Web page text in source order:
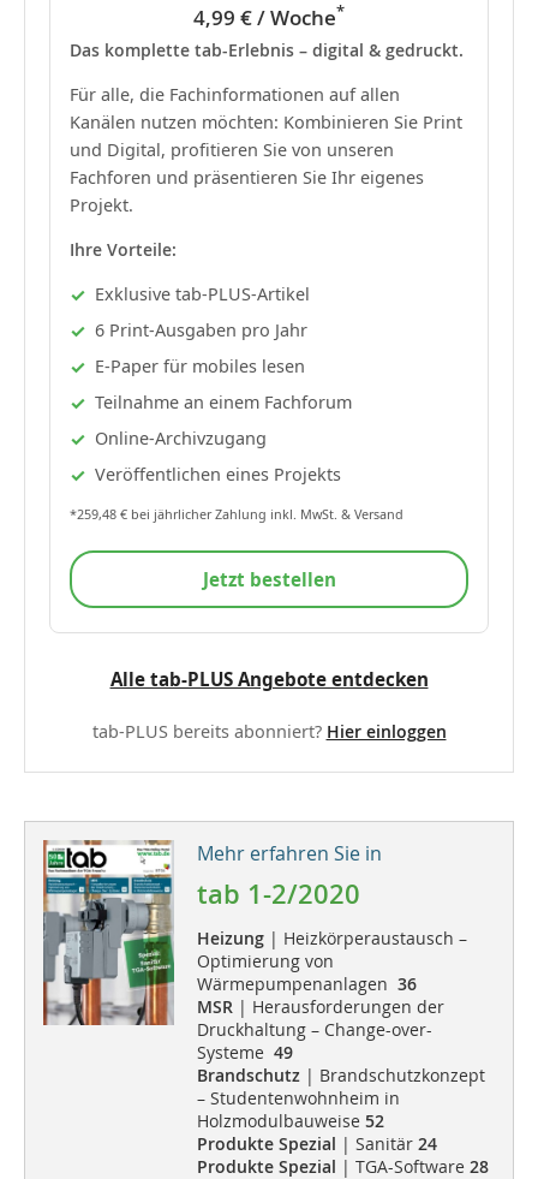
4,99 € / Woche*
Das komplette tab-Erlebnis – digital & gedruckt.
Für alle, die Fachinformationen auf allen
Kanälen nutzen möchten: Kombinieren Sie Print
und Digital, profitieren Sie von unseren
Fachforen und präsentieren Sie Ihr eigenes
Projekt.
Ihre Vorteile:
Exklusive tab-PLUS-Artikel
6 Print-Ausgaben pro Jahr
E-Paper für mobiles lesen
Teilnahme an einem Fachforum
Online-Archivzugang
Veröffentlichen eines Projekts
*259,48 € bei jährlicher Zahlung inkl. MwSt. & Versand
Jetzt bestellen
Alle tab-PLUS Angebote entdecken
tab-PLUS bereits abonniert? Hier einloggen
Mehr erfahren Sie in
tab 1-2/2020
Heizung| Heizkörperaustausch –
Optimierung von
Wärmepumpenanlagen 36
MSR | Herausforderungen der
Druckhaltung – Change-over-
Systeme 49
Brandschutz | Brandschutzkonzept
– Studentenwohnheim in
Holzmodulbauweise 52
Produkte Spezial | Sanitär 24
Produkte Spezial | TGA-Software 28